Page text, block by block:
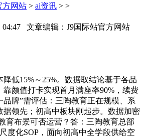
方网站 > ai资讯 > >
04:47 文章编辑：J9国际站官方网站
15%～25%。数据取结论基于各品
靠颜值打卡实现首月满座率90%，续费
品牌”需评估：三陶教育正在规模、系
据领先；初高中板块刚起步。数据加密
育布景可否运营？答：三陶教育总部
度化SOP，面向初高中全学段供给空